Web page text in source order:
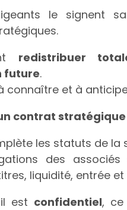
le signent
redistribuer
future.
connaître et à
contrat stratégique
les statuts de la
des
liquidité, entrée
est confidentiel, ce